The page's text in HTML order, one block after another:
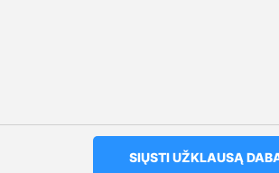
SIŲSTI UŽKLAUSĄ